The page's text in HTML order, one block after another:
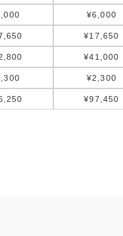
¥6,000
¥17,650
¥41,000
¥2,300
¥97,450